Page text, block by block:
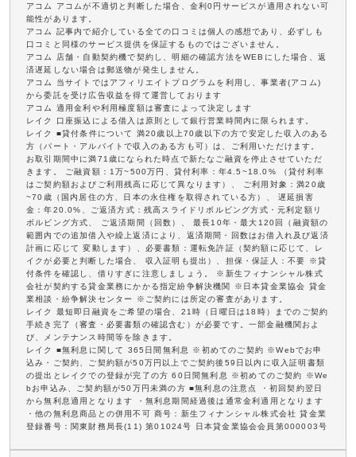
アコム アコムが不適切と判断した場合、金利0円サービスが適用されない可
能性があります。
アコム 記事内で紹介している全ての口コミは個人の感想であり、必ずしも
口コミと同様のサービス提供を保証するものではございません。
アコム 店舗・自動契約機で契約し、明細の確認方法をWEBにした場合、返
済遅延しない場合は郵送物が発生しません。
アコム 当サイトではアフィリエイトプログラムを利用し、事業者(アコム)
から委託を受け広告収益を得て運営しております
アコム 適用金利や利用極度額は審査によって決定します
レイク 口座振込による借入は原則として銀行営業時間内に限られます。
レイク ■貸付条件について 満20歳以上70歳以下の方で安定した収入のある
方（パート・アルバイトで収入のある方も可）は、ご利用いただけます。
お取引期間中に満71歳になられた時点で新たなご融資を停止させていただ
きます。 ご融資額：1万~500万円、貸付利率：年4.5~18.0% （貸付利率
はご契約額およびご利用残高に応じて異なります）、 ご利用対象：満20歳
~70歳（国内居住の方、日本の永住権を取得されている方）、 遅延損害
金：年20.0%、ご返済方式：残高スライドリボルビング方式・元利定額リ
ボルビング方式、 ご返済期間（回数）、 最長10年・最大120回（融資額の
範囲内での追加借入や繰上返済により、返済期間・回数はお借入れ及び返済
計画に応じて 変動します）、必要書類：運転免許証（契約額に応じて、レ
イクが必要と判断した場合、 収入証明も提出）、担保・保証人：不要 ※貸
付条件を確認し、借りすぎに注意しましょう。 ※新生フィナンシャル株式
会社が契約する貸金業務にかかる指定紛争解決機関 ※日本貸金業協会 貸金
業相談・紛争解決センター ※ご契約には所定の審査があります。
レイク 最短即日融資をご希望の場合、21時（日曜日は18時）までのご契約
手続き完了（審査・必要書類の確認含む）が必要です。一部金融機関およ
び、メンテナンス時間等を除きます。
レイク ■無利息に関して 365日間無利息 ※初めてのご契約 ※Webでお申
込み・ご契約、ご契約額が50万円以上でご契約後59日以内に収入証明書類
の提出とレイクでの登録が完了の方 60日間無利息 ※初めてのご契約 ※We
bお申込み、ご契約額が50万円未満の方 ■無利息の注意点 ・初回契約翌日
から無利息適用となります ・無利息期間経過後は通常金利適用となります
・他の無利息商品との併用不可 商号：新生フィナンシャル株式会社 貸金業
登録番号：関東財務局長(11) 第01024号 日本貸金業協会会員第000003号